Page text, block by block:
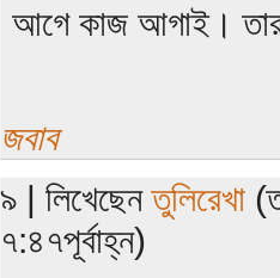
আগে কাজ আগাই।
জবাব
৯ | লিখেছেনতুলিরেখা
৭:৪৭পূর্বাহ্ন)